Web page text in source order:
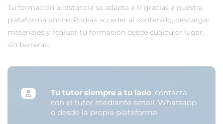
Tu formación a distancia se adapta a ti gracias a nuestra
plataforma online. Podrás acceder al contenido, descargar
materiales y realizar tu formación desde cualquier lugar,
sin barreras.
Tu tutor siempre a tu lado, contacta
con el tutor mediante email, Whatsapp
o desde la propia plataforma.